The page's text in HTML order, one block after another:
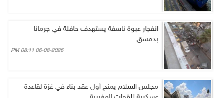
انفجار عبوة ناسفة يستهدف حافلة في جرمانا
بدمشق
06-08-2026 08:11 PM
مجلس السلام يمنح أول عقد بناء في غزة لقاعدة